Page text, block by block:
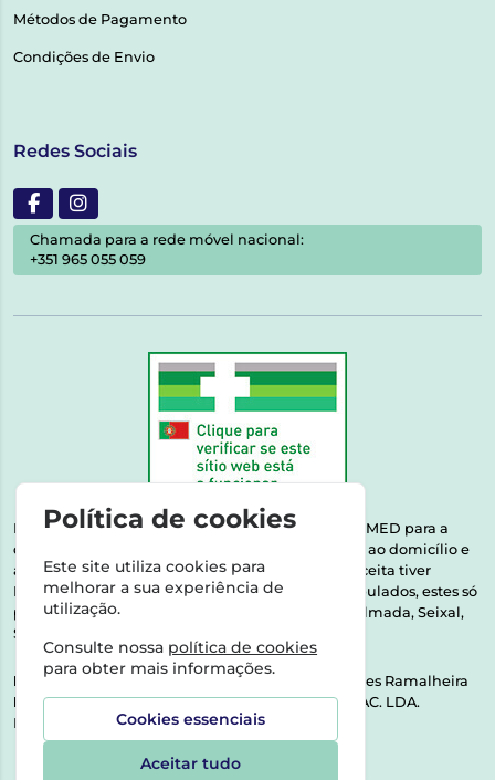
Métodos de Pagamento
Condições de Envio
Redes Sociais
Chamada para a rede móvel nacional:
+351 965 055 059
Esta farmácia encontra-se autorizada pelo INFARMED para a
dispensa de medicamentos e produtos de saúde ao domicílio e
através da internet. Medicamentos | Se na sua receita tiver
MSRM, MNSRM, MSRMV ou Medicamentos Manipulados, estes só
podem ser entregues nos seguintes concelhos: Almada, Seixal,
Sesimbra, Oeiras e Lisboa.
Direção Técnica:
Dra. Raquel Alexandra Fernandes Ramalheira
NIPC:513064133 | ASPAS E NÚMEROS SOC. FARMAC. LDA.
Rua dos Castanheiros 5 AB Feijó2810-036 Almada
Política de cookies
Este site utiliza cookies para
melhorar a sua experiência de
utilização.
Consulte nossa política de cookies
para obter mais informações.
Cookies essenciais
Aceitar tudo